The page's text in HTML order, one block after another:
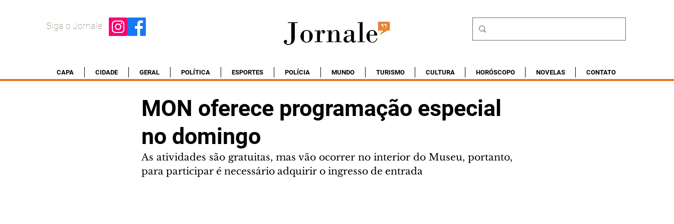
Siga o Jornale
CAPA CIDADE GERAL POLÍTICA ESPORTES POLÍCIA MUNDO TURISMO CULTURA HORÓSCOPO NOVELAS CONTATO
MON oferece programação especial
no domingo
As atividades são gratuitas, mas vão ocorrer no interior do Museu, portanto,
para participar é necessário adquirir o ingresso de entrada